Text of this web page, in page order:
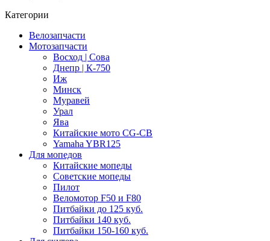
Категории
Велозапчасти
Мотозапчасти
Восход | Сова
Днепр | К-750
Иж
Минск
Муравей
Урал
Ява
Китайские мото CG-CB
Yamaha YBR125
Для мопедов
Китайские мопеды
Советские мопеды
Пилот
Веломотор F50 и F80
Питбайки до 125 куб.
Питбайки 140 куб.
Питбайки 150-160 куб.